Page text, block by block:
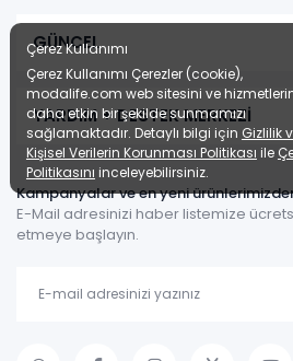
GÜNCEL
YARDIM + DESTEK MERKEZİ
Kampanyalar ve en yeni
E-Mail adresinizi haber listemize
etmeye başlayın.
Çerez Kullanımı
Çerez Kullanımı Çerezler (cookie),
modalife.com web sitesini ve
daha etkin bir şekilde sunmamızı
sağlamaktadır. Detaylı bilgi için Gizlilik
Kişisel Verilerin Korunması Politikası ile
Politikasını inceleyebilirsiniz.